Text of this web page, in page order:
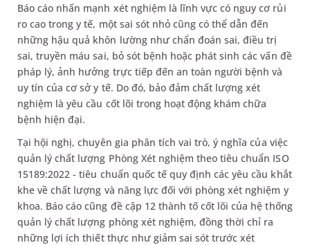
Báo cáo nhấn mạnh xét nghiệm là lĩnh vực có nguy cơ rủi
ro cao trong y tế, một sai sót nhỏ cũng có thể dẫn đến
những hậu quả khôn lường như chẩn đoán sai, điều trị
sai, truyền máu sai, bỏ sót bệnh hoặc phát sinh các vấn đề
pháp lý, ảnh hưởng trực tiếp đến an toàn người bệnh và
uy tín của cơ sở y tế. Do đó, bảo đảm chất lượng xét
nghiệm là yêu cầu cốt lõi trong hoạt động khám chữa
bệnh hiện đại.
Tại hội nghị, chuyên gia phân tích vai trò, ý nghĩa của việc
quản lý chất lượng Phòng Xét nghiệm theo tiêu chuẩn ISO
15189:2022 - tiêu chuẩn quốc tế quy định các yêu cầu khắt
khe về chất lượng và năng lực đối với phòng xét nghiệm y
khoa. Báo cáo cũng đề cập 12 thành tố cốt lõi của hệ thống
quản lý chất lượng phòng xét nghiệm, đồng thời chỉ ra
những lợi ích thiết thực như giảm sai sót trước xét